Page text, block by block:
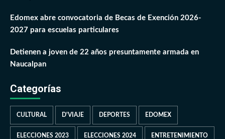
Edomex abre convocatoria de Becas de Exención 2026-
2027 para escuelas particulares
Detienen a joven de 22 años presuntamente armada en
Naucalpan
Categorías
CULTURAL D'VIAJE DEPORTES EDOMEX
ELECCIONES 2023 ELECCIONES 2024 ENTRETENIMIENTO